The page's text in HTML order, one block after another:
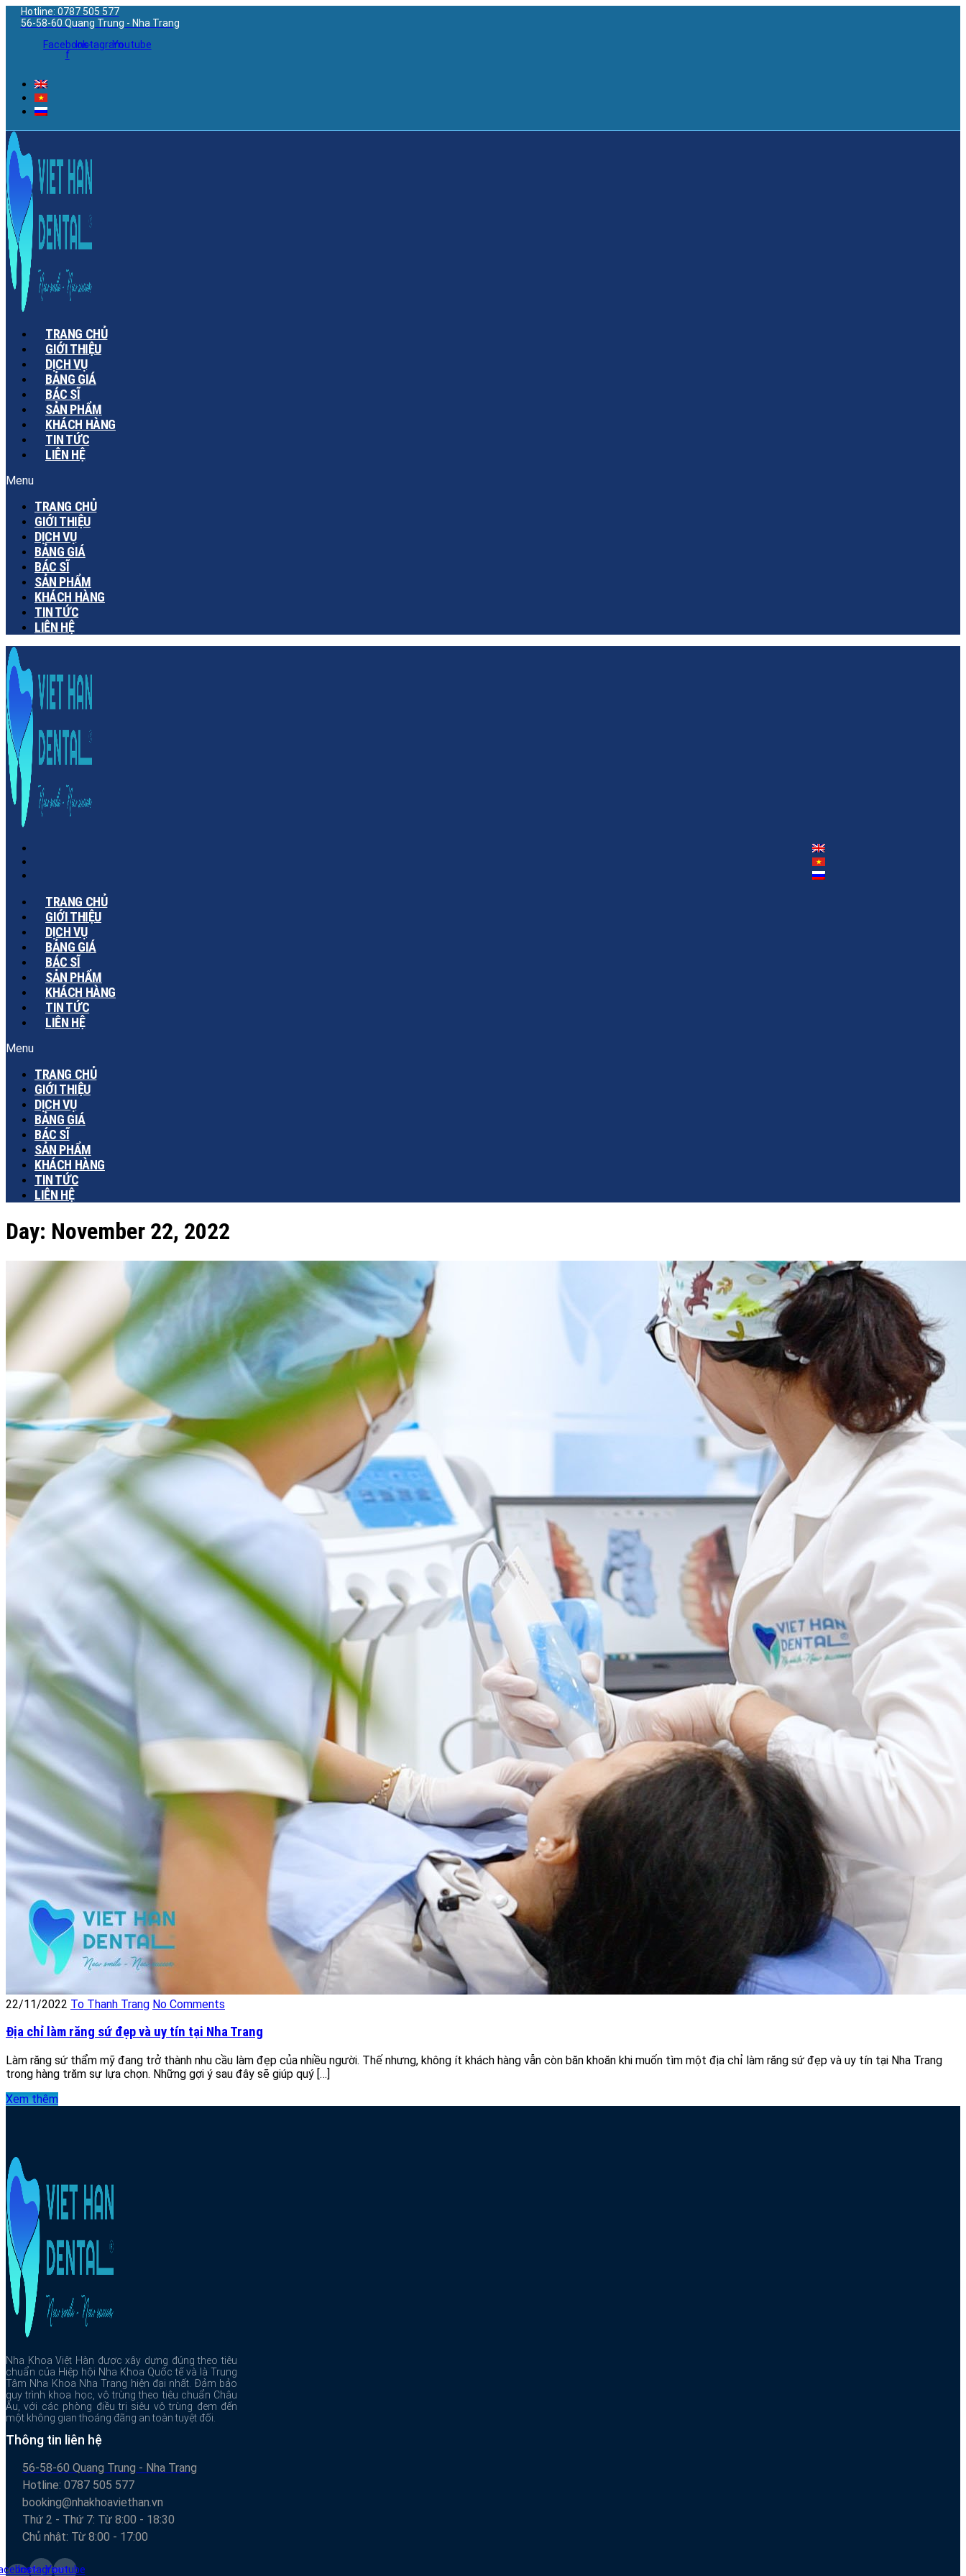
Hotline: 0787 505 577
56-58-60 Quang Trung - Nha Trang
Facebook-
f
InstagramYoutube
TRANG CHỦ
GIỚI THIỆU
DỊCH VỤ
BẢNG GIÁ
BÁC SĨ
SẢN PHẨM
KHÁCH HÀNG
TIN TỨC
LIÊN HỆ
Menu
TRANG CHỦ
GIỚI THIỆU
DỊCH VỤ
BẢNG GIÁ
BÁC SĨ
SẢN PHẨM
KHÁCH HÀNG
TIN TỨC
LIÊN HỆ
TRANG CHỦ
GIỚI THIỆU
DỊCH VỤ
BẢNG GIÁ
BÁC SĨ
SẢN PHẨM
KHÁCH HÀNG
TIN TỨC
LIÊN HỆ
Menu
TRANG CHỦ
GIỚI THIỆU
DỊCH VỤ
BẢNG GIÁ
BÁC SĨ
SẢN PHẨM
KHÁCH HÀNG
TIN TỨC
LIÊN HỆ
Day: November 22, 2022
22/11/2022 To Thanh Trang No Comments
Địa chỉ làm răng sứ đẹp và uy tín tại Nha Trang
Làm răng sứ thẩm mỹ đang trở thành nhu cầu làm đẹp của nhiều người. Thế nhưng, không ít khách hàng vẫn còn băn khoăn khi muốn tìm một địa chỉ làm răng sứ đẹp và uy tín tại Nha Trang
trong hàng trăm sự lựa chọn. Những gợi ý sau đây sẽ giúp quý […]
Xem thêm
Nha Khoa Việt Hàn được xây dựng đúng theo tiêu
chuẩn của Hiệp hội Nha Khoa Quốc tế và là Trung
Tâm Nha Khoa Nha Trang hiện đại nhất. Đảm bảo
quy trình khoa học, vô trùng theo tiêu chuẩn Châu
Âu, với các phòng điều trị siêu vô trùng đem đến
một không gian thoáng đãng an toàn tuyệt đối.
Thông tin liên hệ
56-58-60 Quang Trung - Nha Trang
Hotline: 0787 505 577
booking@nhakhoaviethan.vn
Thứ 2 - Thứ 7: Từ 8:00 - 18:30
Chủ nhật: Từ 8:00 - 17:00
InstagramYoutube